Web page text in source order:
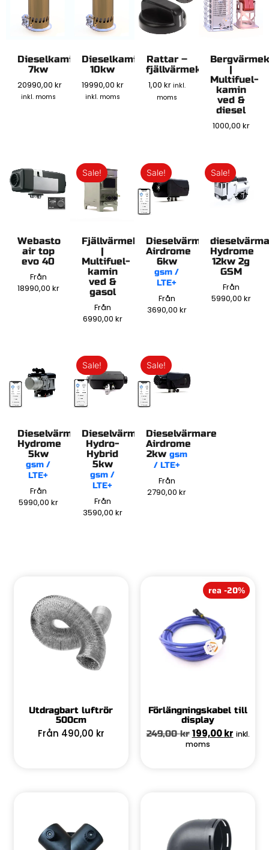
Dieselkamin
7kw
20990,00kr
inkl. moms
Dieselkamin
10kw
19990,00kr
inkl. moms
Rattar –
fjällvärmekaminen
1,00 kr inkl.
moms
|
Multifuel-
kamin
ved &
diesel
1000,00 kr
Webasto
air top
evo 40
Från
18990,00kr
Sale!
Fjällvärmekaminen
|
Multifuel-
kamin
ved &
gasol
Från
6990,00 kr
Sale!
Dieselvärmare
Airdrome
6kw
gsm /
LTE+
Från
3690,00 kr
Sale!
Hydrome
12kw 2g
GSM
Från
5990,00 kr
Dieselvärmare
Hydrome
5kw
gsm /
LTE+
Från
5990,00 kr
Sale!
Dieselvärmare
Hydro-
Hybrid
5kw
gsm /
LTE+
Från
3590,00 kr
Sale!
Dieselvärmare
Airdrome
2kw gsm
/ LTE+
Från
2790,00 kr
Utdragbart luftrör
500cm
Från 490,00 kr
rea -20%
Förlängningskabel till
display
249,00kr 199,00kr inkl.
moms